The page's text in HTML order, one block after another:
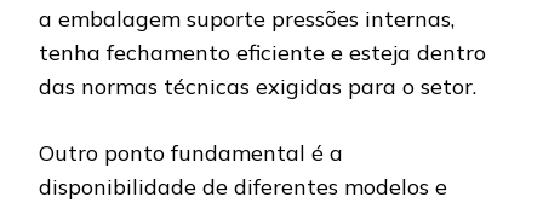
a embalagem suporte pressões internas,
tenha fechamento eficiente e esteja dentro
das normas técnicas exigidas para o setor.
Outro ponto fundamental é a
disponibilidade de diferentes modelos e